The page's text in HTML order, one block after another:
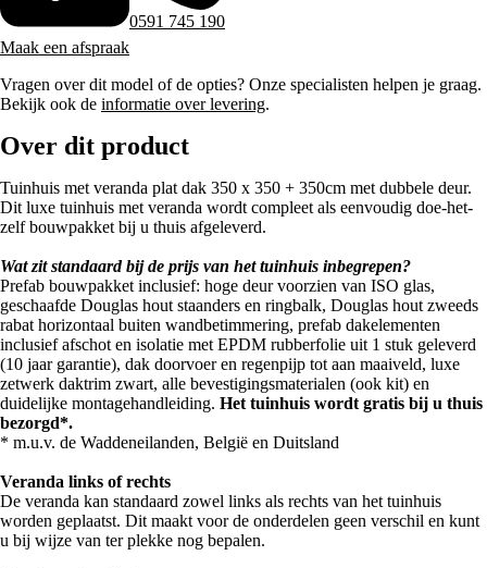
Maak een afspraak
0591 745 190
Vragen over dit model of de opties? Onze specialisten helpen je graag.
Bekijk ook de informatie over levering.
Over dit product
Tuinhuis met veranda plat dak 350 x 350 + 350cm met dubbele deur.
Dit luxe tuinhuis met veranda wordt compleet als eenvoudig doe-het-
zelf bouwpakket bij u thuis afgeleverd.
Wat zit standaard bij de prijs van het tuinhuis inbegrepen?
Prefab bouwpakket inclusief: hoge deur voorzien van ISO glas,
geschaafde Douglas hout staanders en ringbalk, Douglas hout zweeds
rabat horizontaal buiten wandbetimmering, prefab dakelementen
inclusief afschot en isolatie met EPDM rubberfolie uit 1 stuk geleverd
(10 jaar garantie), dak doorvoer en regenpijp tot aan maaiveld, luxe
zetwerk daktrim zwart, alle bevestigingsmaterialen (ook kit) en
duidelijke montagehandleiding. Het tuinhuis wordt gratis bij u thuis
bezorgd*.
* m.u.v. de Waddeneilanden, België en Duitsland
Veranda links of rechts
De veranda kan standaard zowel links als rechts van het tuinhuis
worden geplaatst. Dit maakt voor de onderdelen geen verschil en kunt
u bij wijze van ter plekke nog bepalen.